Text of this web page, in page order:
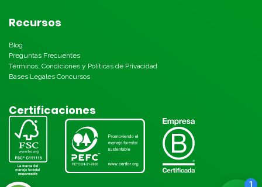
Recursos
Blog
Preguntas Frecuentes
Términos, Condiciones y Políticas de Privacidad
Bases Legales Concursos
Certificaciones